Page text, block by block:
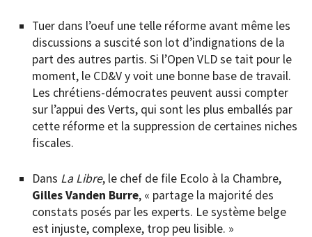
Tuer dans l’oeuf une telle réforme avant même les
discussions a suscité son lot d’indignations de la
part des autres partis. Si l’Open VLD se tait pour le
moment, le CD&V y voit une bonne base de travail.
Les chrétiens-démocrates peuvent aussi compter
sur l’appui des Verts, qui sont les plus emballés par
cette réforme et la suppression de certaines niches
fiscales.
Dans La Libre, le chef de file Ecolo à la Chambre,
Gilles Vanden Burre, « partage la majorité des
constats posés par les experts. Le système belge
est injuste, complexe, trop peu lisible. »